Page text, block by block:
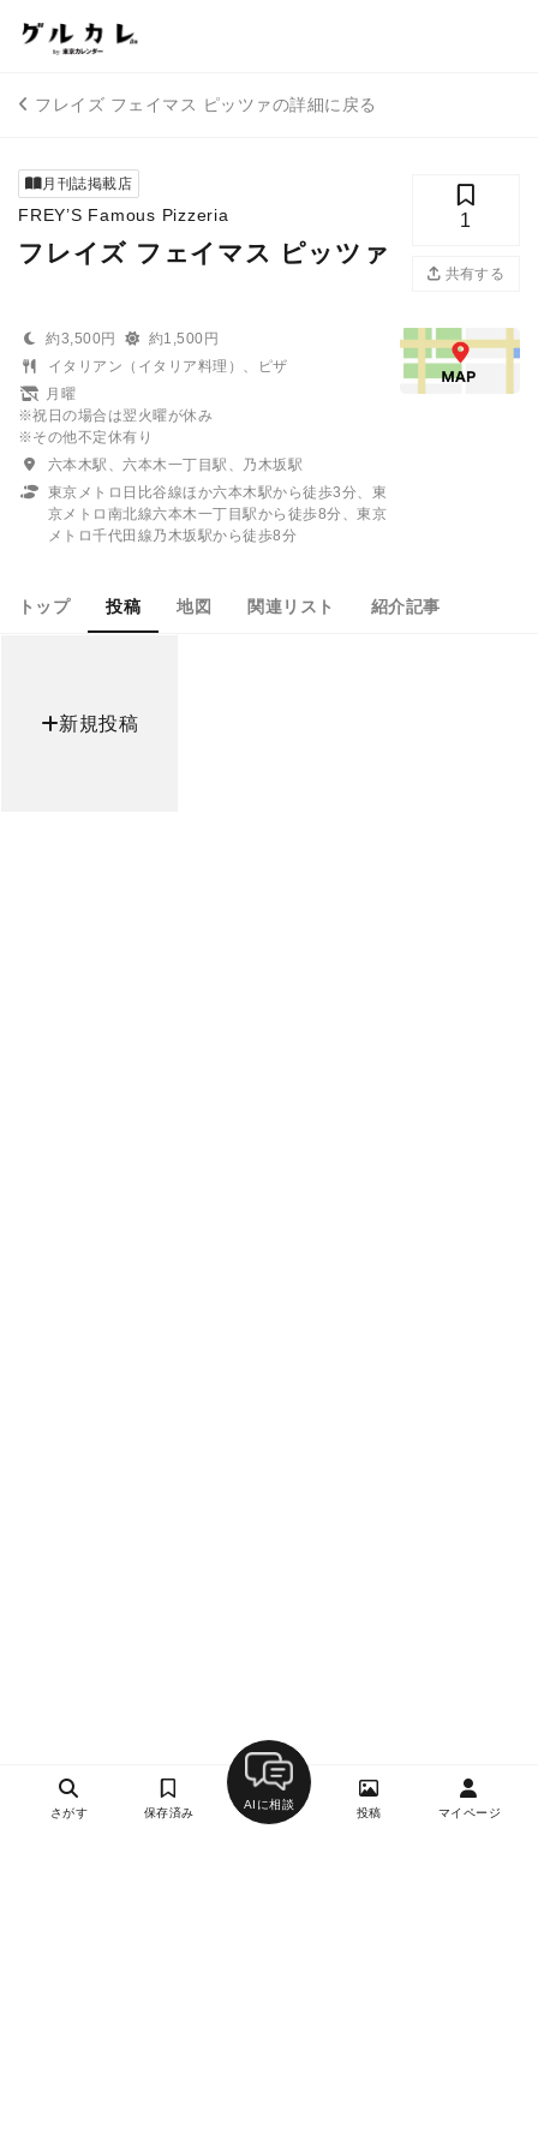
フレイズ フェイマス ピッツァの詳細に戻る
月刊誌掲載店
FREY’S Famous Pizzeria
フレイズ フェイマス ピッツァ
1
共有する
約3,500円
約1,500円
イタリアン（イタリア料理）、ピザ
月曜
※祝日の場合は翌火曜が休み
※その他不定休有り
六本木駅、六本木一丁目駅、乃木坂駅
東京メトロ日比谷線ほか六本木駅から徒歩3分、東
京メトロ南北線六本木一丁目駅から徒歩8分、東京
メトロ千代田線乃木坂駅から徒歩8分
トップ 投稿 地図 関連リスト 紹介記事
新規投稿
さがす 保存済み
AIに相談
投稿 マイページ